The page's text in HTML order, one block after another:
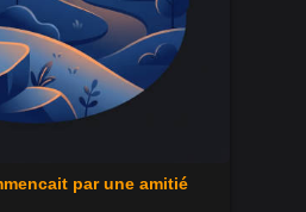
par une amitié